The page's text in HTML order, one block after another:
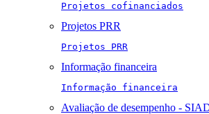
Projetos cofinanciados
Projetos PRR
Projetos PRR
Informação financeira
Informação financeira
Avaliação de desempenho -